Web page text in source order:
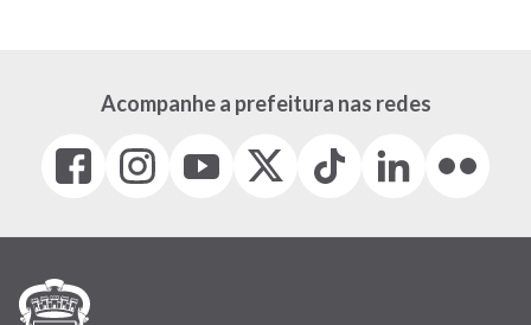
Acompanhe a prefeitura nas redes
Facebook
(link
em
janela)
Instagram
(link
em
(link
em
(Antigo
(link
Tiktok
(link
em
LinkedIn
(link
em
(link
em